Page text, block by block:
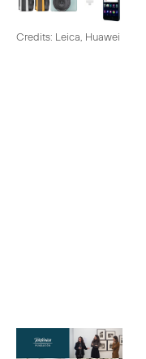
Credits: Leica, Huawei